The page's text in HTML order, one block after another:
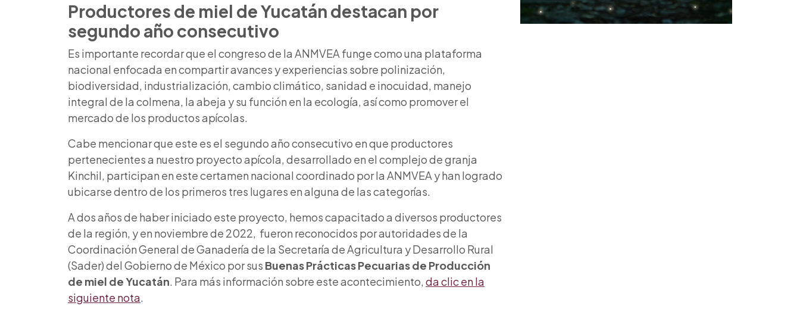
Productores de miel de Yucatán destacan por
segundo año consecutivo
Es importante recordar que el congreso de la ANMVEA funge como una plataforma
nacional enfocada en compartir avances y experiencias sobre polinización,
biodiversidad, industrialización, cambio climático, sanidad e inocuidad, manejo
integral de la colmena, la abeja y su función en la ecología, así como promover el
mercado de los productos apícolas.
Cabe mencionar que este es el segundo año consecutivo en que productores
pertenecientes a nuestro proyecto apícola, desarrollado en el complejo de granja
Kinchil, participan en este certamen nacional coordinado por la ANMVEA y han logrado
ubicarse dentro de los primeros tres lugares en alguna de las categorías.
A dos años de haber iniciado este proyecto, hemos capacitado a diversos productores
de la región, y en noviembre de 2022, fueron reconocidos por autoridades de la
Coordinación General de Ganadería de la Secretaría de Agricultura y Desarrollo Rural
(Sader) del Gobierno de México por sus Buenas Prácticas Pecuarias de Producción
de miel de Yucatán. Para más información sobre este acontecimiento, da clic en la
siguiente nota.